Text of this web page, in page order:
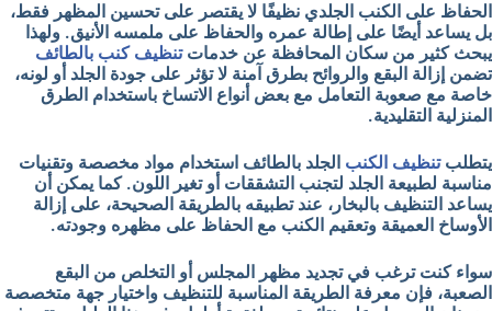
الحفاظ على الكنب الجلدي نظيفًا لا يقتصر على تحسين المظهر فقط،
بل يساعد أيضًا على إطالة عمره والحفاظ على ملمسه الأنيق. ولهذا
يبحث كثير من سكان المحافظة عن خدماتتنظيف كنب بالطائف
تضمن إزالة البقع والروائح بطرق آمنة لا تؤثر على جودة الجلد أو لونه،
خاصة مع صعوبة التعامل مع بعض أنواع الاتساخ باستخدام الطرق
المنزلية التقليدية.
يتطلبتنظيف الكنب الجلد بالطائف استخدام مواد مخصصة وتقنيات
مناسبة لطبيعة الجلد لتجنب التشققات أو تغير اللون. كما يمكن أن
يساعد التنظيف بالبخار، عند تطبيقه بالطريقة الصحيحة، على إزالة
الأوساخ العميقة وتعقيم الكنب مع الحفاظ على مظهره وجودته.
سواء كنت ترغب في تجديد مظهر المجلس أو التخلص من البقع
الصعبة، فإن معرفة الطريقة المناسبة للتنظيف واختيار جهة متخصصة